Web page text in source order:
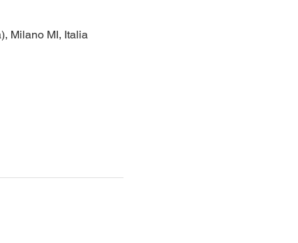
Milano MI, Italia